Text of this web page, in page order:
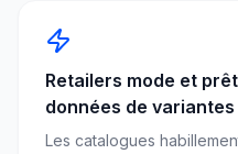
Retailers mode et
données de
Les catalogues